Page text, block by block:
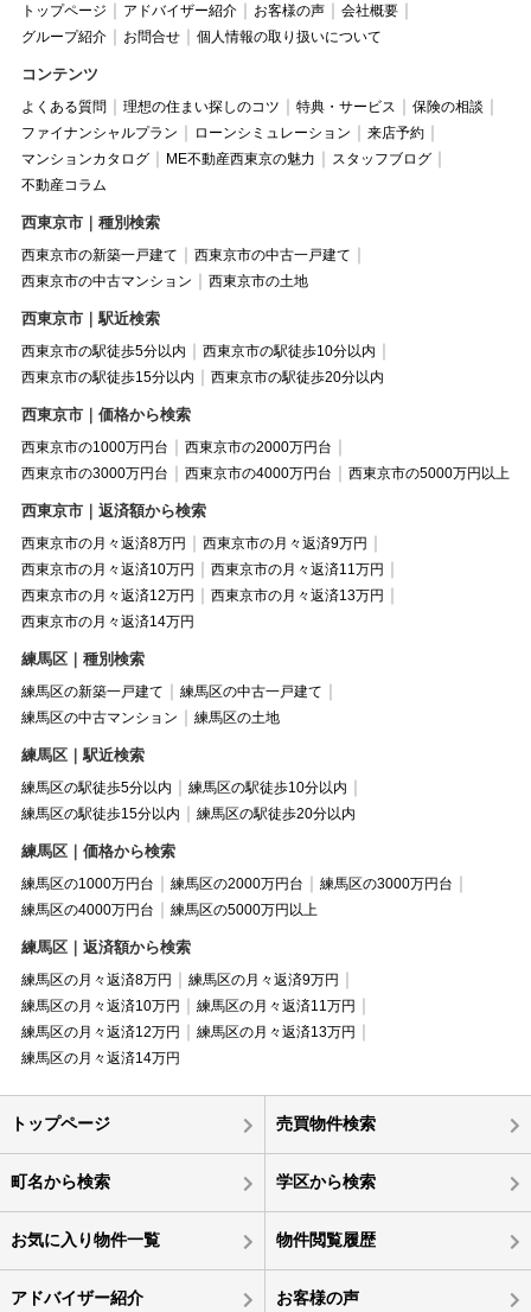
トップページ アドバイザー紹介 お客様の声
会社概要
グループ紹介
お問合せ 個人情報の取り扱いについて
コンテンツ
よくある質問 理想の住まい探しのコツ 特典・サービス
保険の相談
ファイナンシャルプラン
ローンシミュレーション
来店予約
マンションカタログ
ME不動産西東京の魅力
スタッフブログ
不動産コラム
西東京市｜種別検索
西東京市の新築一戸建て
西東京市の中古一戸建て
西東京市の中古マンション
西東京市の土地
西東京市｜駅近検索
西東京市の駅徒歩5分以内
西東京市の駅徒歩10分以内
西東京市の駅徒歩15分以内
西東京市の駅徒歩20分以内
西東京市｜価格から検索
西東京市の1000万円台
西東京市の2000万円台
西東京市の3000万円台
西東京市の4000万円台 西東京市の5000万円以上
西東京市｜返済額から検索
西東京市の月々返済8万円
西東京市の月々返済9万円
西東京市の月々返済10万円
西東京市の月々返済11万円
西東京市の月々返済12万円
西東京市の月々返済13万円
西東京市の月々返済14万円
練馬区｜種別検索
練馬区の新築一戸建て
練馬区の中古一戸建て
練馬区の中古マンション
練馬区の土地
練馬区｜駅近検索
練馬区の駅徒歩5分以内
練馬区の駅徒歩10分以内
練馬区の駅徒歩15分以内
練馬区の駅徒歩20分以内
練馬区｜価格から検索
練馬区の1000万円台 練馬区の2000万円台
練馬区の3000万円台
練馬区の4000万円台
練馬区の5000万円以上
練馬区｜返済額から検索
練馬区の月々返済8万円
練馬区の月々返済9万円
練馬区の月々返済10万円
練馬区の月々返済11万円
練馬区の月々返済12万円
練馬区の月々返済13万円
練馬区の月々返済14万円
トップページ 売買物件検索
町名から検索 学区から検索
お気に入り物件一覧 物件閲覧履歴
アドバイザー紹介 お客様の声